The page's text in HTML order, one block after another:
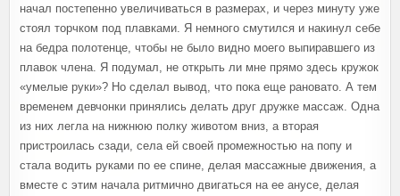
начал постепенно увеличиваться в размерах, и через минуту уже
стоял торчком под плавками. Я немного смутился и накинул себе
на бедра полотенце, чтобы не было видно моего выпиравшего из
плавок члена. Я подумал, не открыть ли мне прямо здесь кружок
«умелые руки»? Но сделал вывод, что пока еще рановато. А тем
временем девчонки принялись делать друг дружке массаж. Одна
из них легла на нижнюю полку животом вниз, а вторая
пристроилась сзади, села ей своей промежностью на попу и
стала водить руками по ее спине, делая массажные движения, а
вместе с этим начала ритмично двигаться на ее анусе, делая